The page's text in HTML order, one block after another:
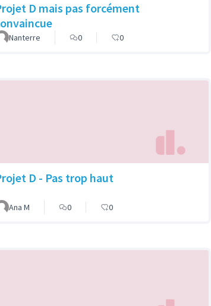
D mais pas forcément
Nanterre 0 0
D - Pas trop haut
Ana M 0 0